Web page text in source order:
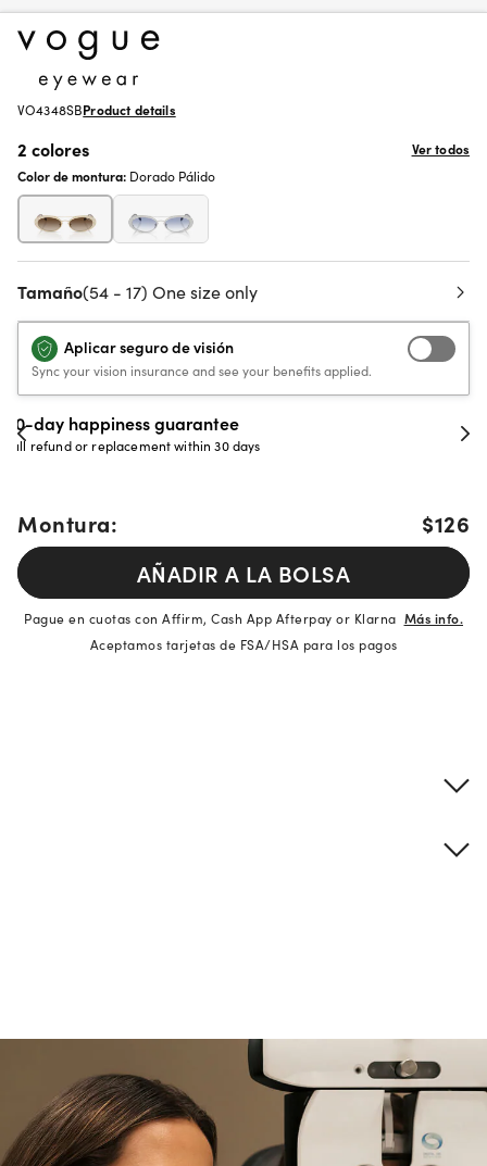
VO4348SBProduct details
2 colores
Ver todos
Color de montura: Dorado Pálido
Tamaño(54 - 17) One size only
Aplicar seguro de visión
Sync your vision insurance and see your benefits applied.
Evergreen aftercare
Unlimited free cleanings and adjustments
Montura:
$126
AÑADIR A LA BOLSA
Pague en cuotas con Affirm, Cash App Afterpay or Klarna Más info.
Aceptamos tarjetas de FSA/HSA para los pagos